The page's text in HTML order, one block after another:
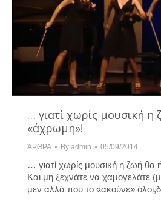
… γιατί χωρίς μουσική η
«άχρωμη»!
ΆΡΘΡΑ By admin 05/09/2014
… γιατί χωρίς μουσική η ζωή
Και μη ξεχνάτε να χαμογελάτε
μεν αλλά που το «ακούνε»